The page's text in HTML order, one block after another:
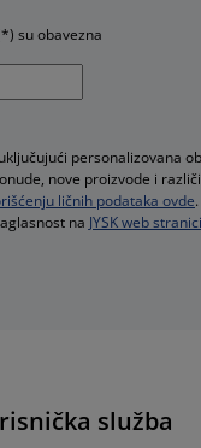
su obavezna
personalizovana
nove proizvode i
ličnih podataka ovde.
na JYSK web stranici
služba